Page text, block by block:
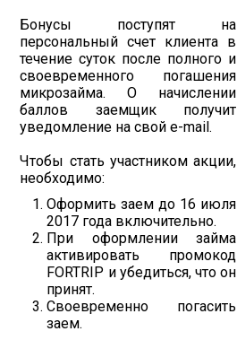
Бонусы поступят на
персональный счет клиента в
течение суток после полного и
своевременного погашения
микрозайма. О начислении
баллов заемщик получит
уведомление на свой e-mail.
Чтобы стать участником акции,
необходимо:
Оформить заем до 16 июля
2017 года включительно.
При оформлении займа
активировать промокод
FORTRIP и убедиться, что он
принят.
Своевременно погасить
заем.